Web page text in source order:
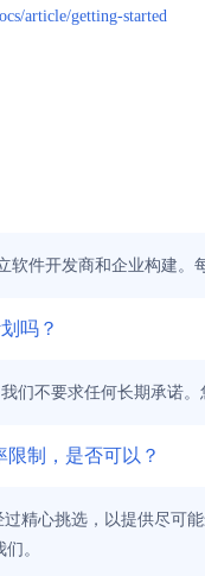
article/getting-started
软件开发商和企业构建
吗？
们不要求任何长期承诺
制，是否可以？
精心挑选，以提供尽可
。